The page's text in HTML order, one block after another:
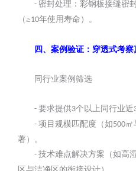
- 密封处理：彩钢板接缝密
（≥10年使用寿命）。
四、案例验证：穿透式考察
同行业案例筛选
- 要求提供3个以上同行业近
- 项目规模匹配度（如500㎡
著）。
- 技术难点解决方案（如高